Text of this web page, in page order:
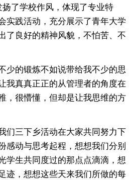
了学校作风，体现了专业特
实践活动，充分展示了青年大学
了良好的精神风貌，不怕苦、不
少的锻炼不如说带给我不少的思
我真真正正的从管理者的角度在
，很懵懂，但却是让我思维的方
们三下乡活动在大家共同努力下
感动与思考起程，想想我们分别
学生共同度过的那点点滴滴，想
迹，想想这些天来我们所做的每